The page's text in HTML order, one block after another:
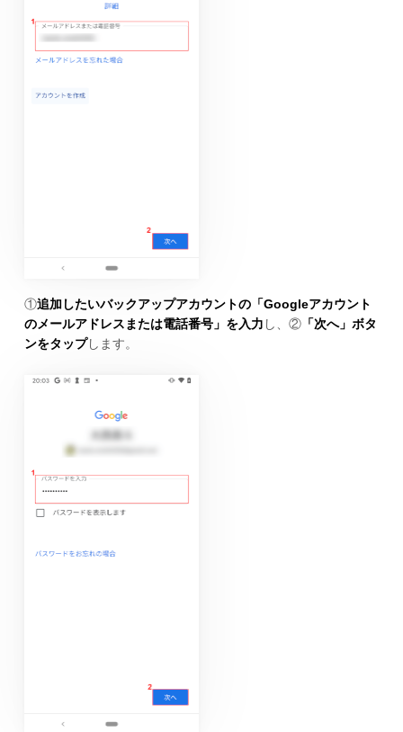
①追加したいバックアップアカウントの「Googleアカウント
のメールアドレスまたは電話番号」を入力 し、②「次へ」ボタ
ンをタップします。